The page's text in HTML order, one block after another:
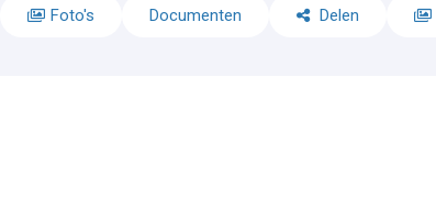
Foto's Documenten Delen